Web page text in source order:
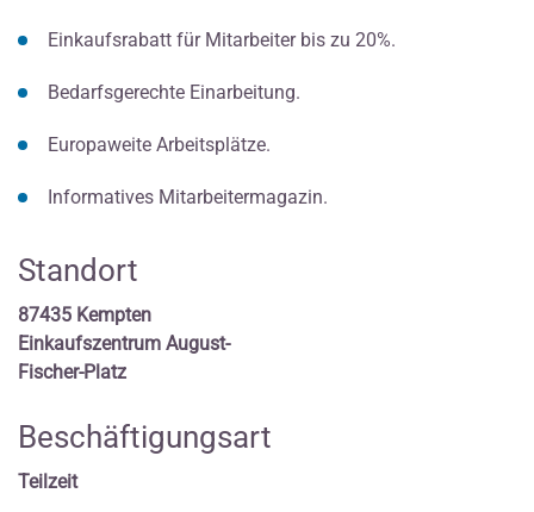
Einkaufsrabatt für Mitarbeiter bis zu 20%.
Bedarfsgerechte Einarbeitung.
Europaweite Arbeitsplätze.
Informatives Mitarbeitermagazin.
Standort
87435 Kempten
Einkaufszentrum August-
Fischer-Platz
Beschäftigungsart
Teilzeit